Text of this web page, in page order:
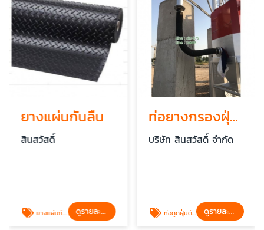
ยางแผ่นกันลื่น
สินสวัสดิ์
ยางแผ่นกันลื่น ดูรายละเอียด
ท่อยางกรองฝุ่น (ตัวหนอน) สำหรับไซโล
บริษัท สินสวัสดิ์ จำกัด
ท่อดูดฝุ่นตัวหนอนติดไซโล ดูรายละเอียด